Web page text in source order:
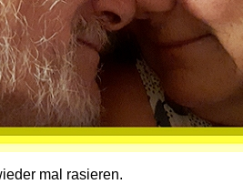
mal rasieren.